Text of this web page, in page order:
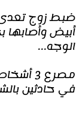
ضبط زوج
أبيض
الوجه...
في حادثين